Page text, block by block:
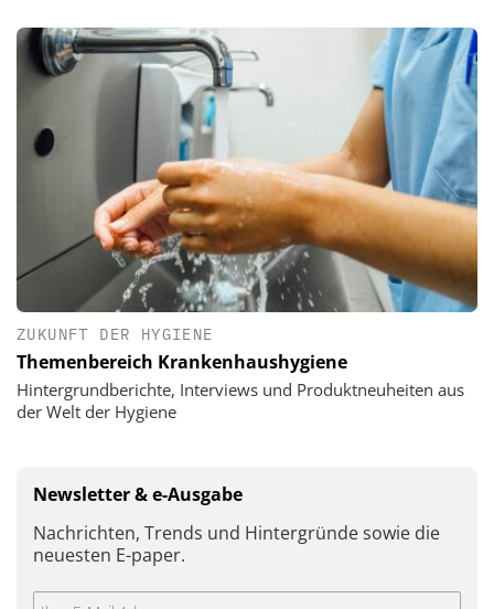
ZUKUNFT DER HYGIENE
Themenbereich Krankenhaushygiene
Hintergrundberichte, Interviews und Produktneuheiten aus
der Welt der Hygiene
Newsletter & e-Ausgabe
Nachrichten, Trends und Hintergründe sowie die
neuesten E-paper.